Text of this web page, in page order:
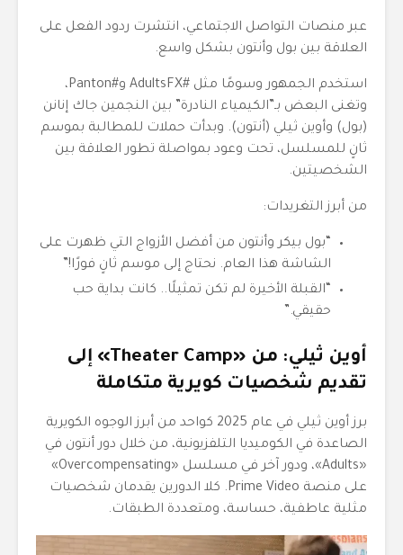
عبر منصات التواصل الاجتماعي، انتشرت ردود الفعل على
العلاقة بين بول وأنتون بشكل واسع.
استخدم الجمهور وسومًا مثل #AdultsFX و#Panton،
وتغنى البعض بـ”الكيمياء النادرة” بين النجمين جاك إنانن
(بول) وأوين ثيلي (أنتون). وبدأت حملات للمطالبة بموسم
ثانٍ للمسلسل، تحت وعود بمواصلة تطور العلاقة بين
الشخصيتين.
من أبرز التغريدات:
“بول بيكر وأنتون من أفضل الأزواج التي ظهرت على
الشاشة هذا العام. نحتاج إلى موسم ثانٍ فورًا!”
“القبلة الأخيرة لم تكن تمثيلًا.. كانت بداية حب
حقيقي.”
أوين ثيلي: من «Theater Camp» إلى
تقديم شخصيات كويرية متكاملة
برز أوين ثيلي في عام 2025 كواحد من أبرز الوجوه الكويرية
الصاعدة في الكوميديا التلفزيونية، من خلال دور أنتون في
«Adults»، ودور آخر في مسلسل «Overcompensating»
على منصة Prime Video. كلا الدورين يقدمان شخصيات
مثلية عاطفية، حساسة، ومتعددة الطبقات.